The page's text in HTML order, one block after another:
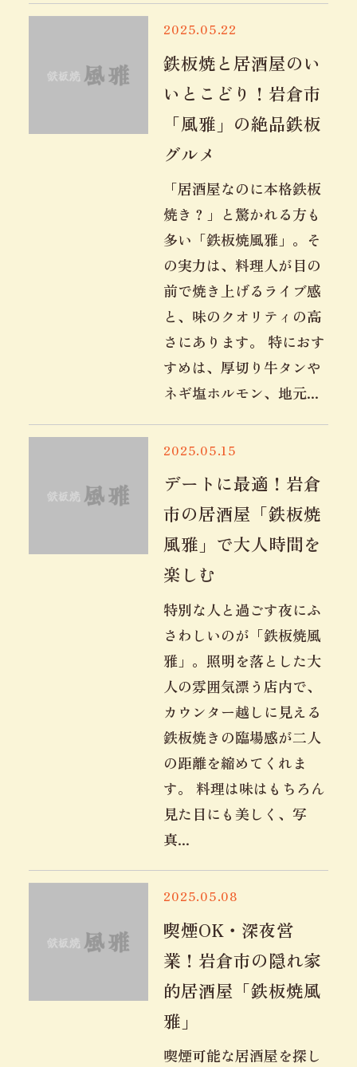
2025.05.22
鉄板焼と居酒屋のい
いとこどり！岩倉市
「風雅」の絶品鉄板
グルメ
「居酒屋なのに本格鉄板
焼き？」と驚かれる方も
多い「鉄板焼風雅」。そ
の実力は、料理人が目の
前で焼き上げるライブ感
と、味のクオリティの高
さにあります。 特におす
すめは、厚切り牛タンや
ネギ塩ホルモン、地元...
2025.05.15
デートに最適！岩倉
市の居酒屋「鉄板焼
風雅」で大人時間を
楽しむ
特別な人と過ごす夜にふ
さわしいのが「鉄板焼風
雅」。照明を落とした大
人の雰囲気漂う店内で、
カウンター越しに見える
鉄板焼きの臨場感が二人
の距離を縮めてくれま
す。 料理は味はもちろん
見た目にも美しく、写
真...
2025.05.08
喫煙OK・深夜営
業！岩倉市の隠れ家
的居酒屋「鉄板焼風
雅」
喫煙可能な居酒屋を探し